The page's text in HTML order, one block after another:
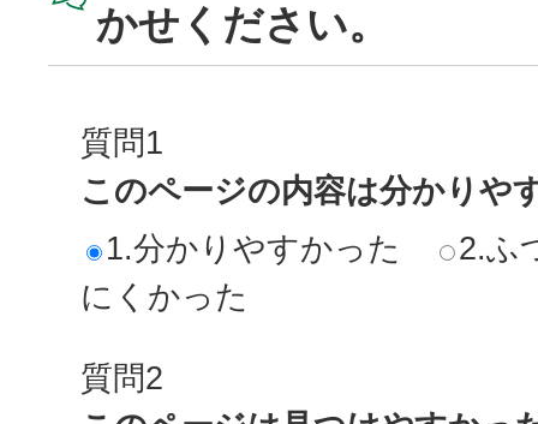
かせください。
質問1
このページの内容は分かりや
1.分かりやすかった
2.ふ
にくかった
質問2